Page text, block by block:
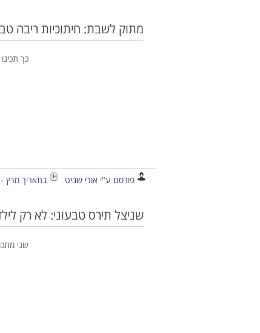
מתוק לשבת: חיתוכיות ריבה
כך
פורסם ע"י אורי שביט בתאריך מרץ - 5 - 2015
שניצל תירס טבעוני: לא רק
שני